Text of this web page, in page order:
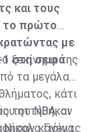
και τους
το πρώτο
με
στη σειρά
ξεκίνημα της
τα μεγάλα
κάτι
ηττήθηκαν
Γιόκιτς
του NBA, οι
κανένα